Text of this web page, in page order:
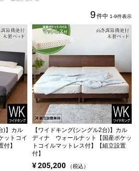
9件中 1-9件表示
】 カル
ットコイ
】
【ワイドキング(シングル2台)】 カル
ディナ ウォールナット【国産ポケッ
トコイルマットレス付】【組立設置
付】
¥ 205,200 税込